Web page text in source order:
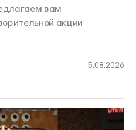
вам
акции
5.08.2026